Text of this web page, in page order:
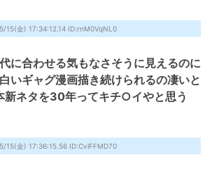
15(金) 17:34:12.14 ID:rnM0VqNL0
に合わせる気もなさそうに見えるのに
いギャグ漫画描き続けられるの凄いと
新ネタを30年ってキチ○イやと思う
15(金) 17:36:15.56 ID:CvlFFMD70